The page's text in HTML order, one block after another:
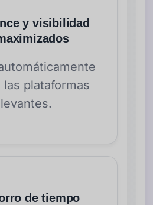
y visibilidad
las plataformas
de tiempo